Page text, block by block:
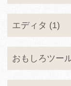
エディタ (1)
おもしろツー